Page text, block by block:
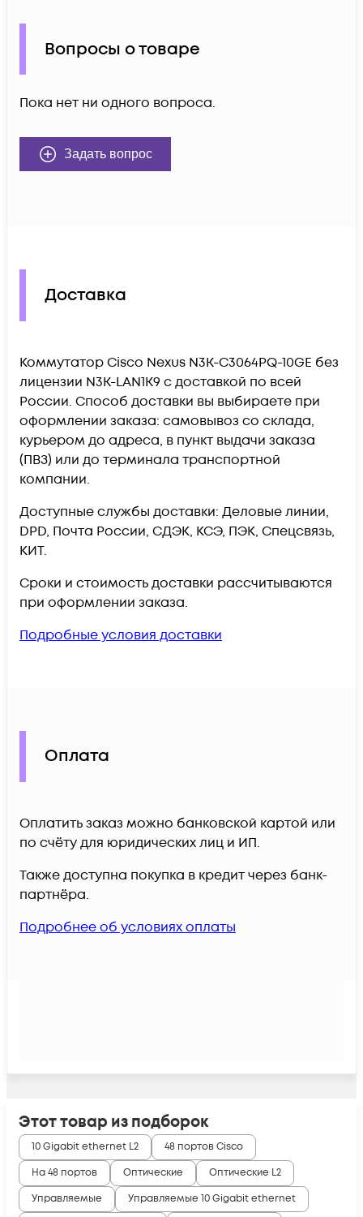
Вопросы о товаре
Пока нет ни одного вопроса.
Задать вопрос
Доставка
Коммутатор Cisco Nexus N3K-C3064PQ-10GE без
лицензии N3K-LAN1K9 c доставкой по всей
России. Способ доставки вы выбираете при
оформлении заказа: самовывоз со склада,
курьером до адреса, в пункт выдачи заказа
(ПВЗ) или до терминала транспортной
компании.
Доступные службы доставки: Деловые линии,
DPD, Почта России, СДЭК, КСЭ, ПЭК, Спецсвязь,
КИТ.
Сроки и стоимость доставки рассчитываются
при оформлении заказа.
Подробные условия доставки
Оплата
Оплатить заказ можно банковской картой или
по счёту для юридических лиц и ИП.
Также доступна покупка в кредит через банк-
партнёра.
Подробнее об условиях оплаты
Этот товар из подборок
10 Gigabit ethernet L2
48 портов Cisco
На 48 портов
Оптические
Оптические L2
Управляемые
Управляемые 10 Gigabit ethernet